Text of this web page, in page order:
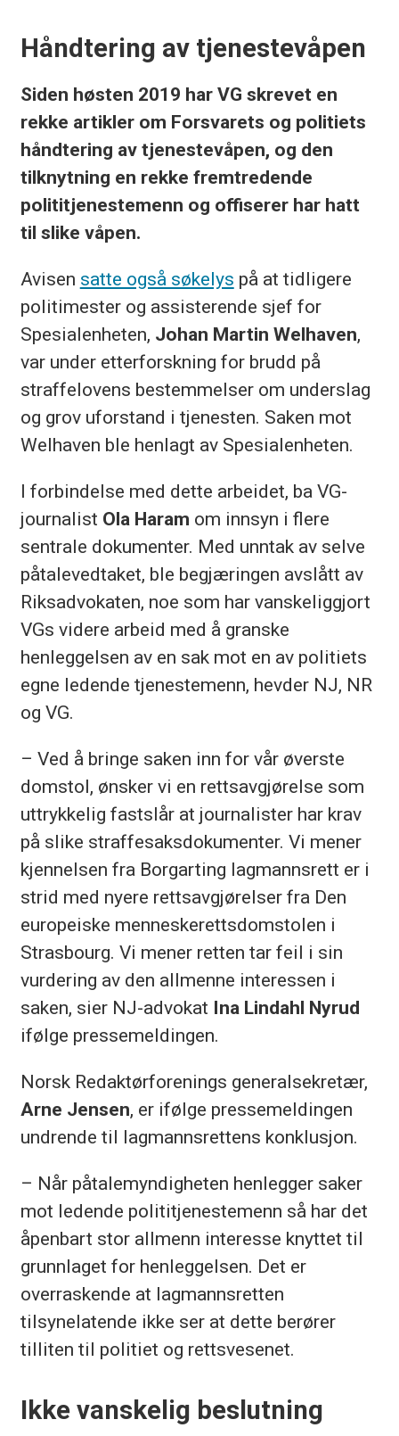
Håndtering av tjenestevåpen
Siden høsten 2019 har VG skrevet en
rekke artikler om Forsvarets og politiets
håndtering av tjenestevåpen, og den
tilknytning en rekke fremtredende
polititjenestemenn og offiserer har hatt
til slike våpen.
Avisen satte også søkelys på at tidligere
politimester og assisterende sjef for
Spesialenheten, Johan Martin Welhaven,
var under etterforskning for brudd på
straffelovens bestemmelser om underslag
og grov uforstand i tjenesten. Saken mot
Welhaven ble henlagt av Spesialenheten.
I forbindelse med dette arbeidet, ba VG-
journalist Ola Haram om innsyn i flere
sentrale dokumenter. Med unntak av selve
påtalevedtaket, ble begjæringen avslått av
Riksadvokaten, noe som har vanskeliggjort
VGs videre arbeid med å granske
henleggelsen av en sak mot en av politiets
egne ledende tjenestemenn, hevder NJ, NR
og VG.
– Ved å bringe saken inn for vår øverste
domstol, ønsker vi en rettsavgjørelse som
uttrykkelig fastslår at journalister har krav
på slike straffesaksdokumenter. Vi mener
kjennelsen fra Borgarting lagmannsrett er i
strid med nyere rettsavgjørelser fra Den
europeiske menneskerettsdomstolen i
Strasbourg. Vi mener retten tar feil i sin
vurdering av den allmenne interessen i
saken, sier NJ-advokat Ina Lindahl Nyrud
ifølge pressemeldingen.
Norsk Redaktørforenings generalsekretær,
Arne Jensen, er ifølge pressemeldingen
undrende til lagmannsrettens konklusjon.
– Når påtalemyndigheten henlegger saker
mot ledende polititjenestemenn så har det
åpenbart stor allmenn interesse knyttet til
grunnlaget for henleggelsen. Det er
overraskende at lagmannsretten
tilsynelatende ikke ser at dette berører
tilliten til politiet og rettsvesenet.
Ikke vanskelig beslutning